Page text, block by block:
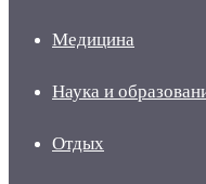
Медицина
Наука и
Отдых